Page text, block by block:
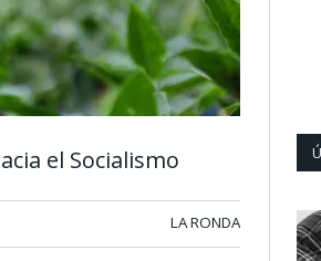
el Socialismo
LA RONDA